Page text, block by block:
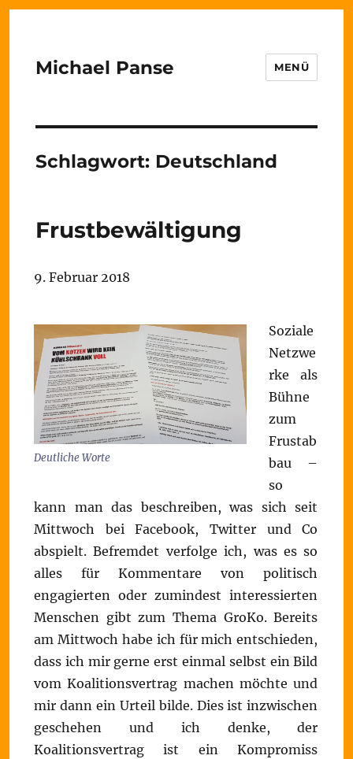
Michael Panse MENÜ
Schlagwort: Deutschland
Frustbewältigung
9. Februar 2018
Deutliche Worte
Soziale
Netzwe
rke als
Bühne
zum
Frustab
bau –
so
kann man das beschreiben, was sich seit
Mittwoch bei Facebook, Twitter und Co
abspielt. Befremdet verfolge ich, was es so
alles für Kommentare von politisch
engagierten oder zumindest interessierten
Menschen gibt zum Thema GroKo. Bereits
am Mittwoch habe ich für mich entschieden,
dass ich mir gerne erst einmal selbst ein Bild
vom Koalitionsvertrag machen möchte und
mir dann ein Urteil bilde. Dies ist inzwischen
geschehen und ich denke, der
Koalitionsvertrag ist ein Kompromiss